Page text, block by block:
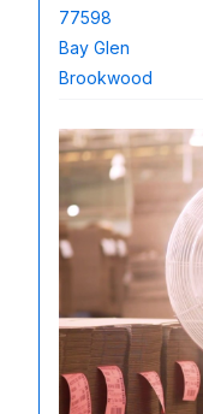
77598
Bay Glen
Brookwood